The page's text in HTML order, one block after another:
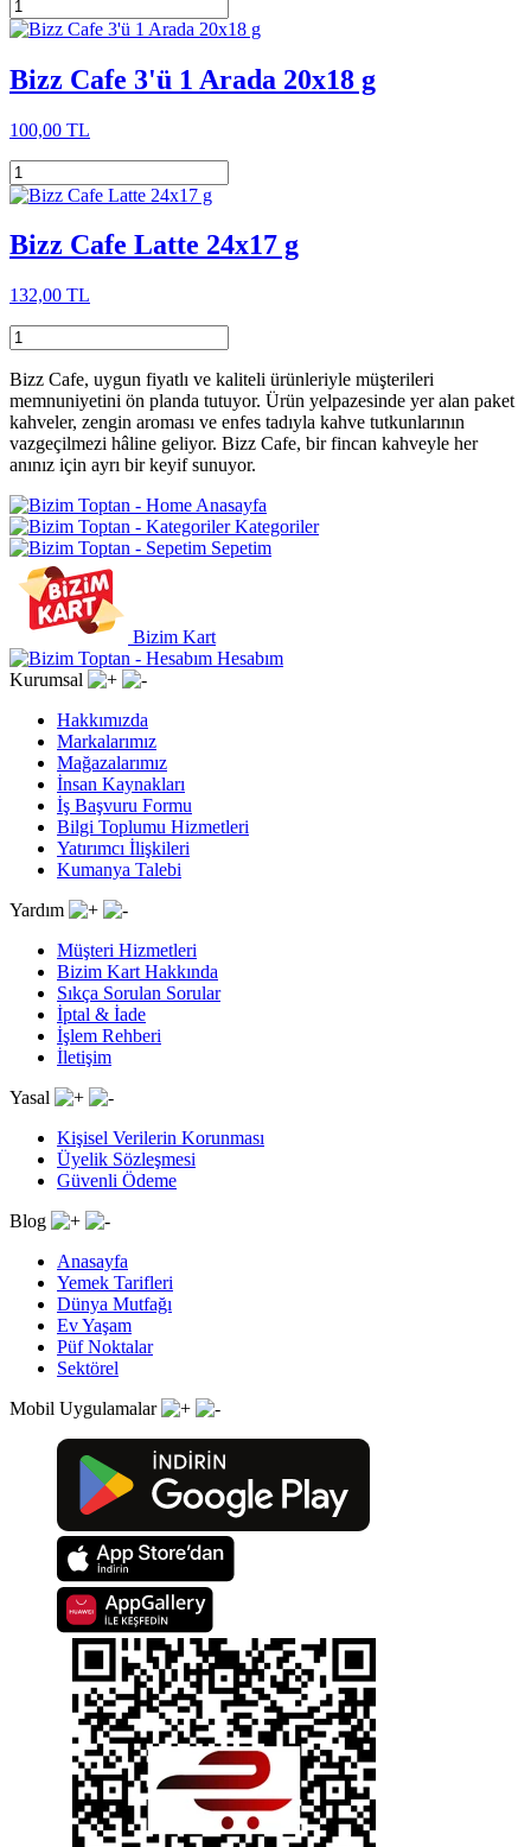
Bizz Cafe 3'ü 1 Arada 20x18 g
100,00 TL
Bizz Cafe Latte 24x17 g
132,00 TL
Bizz Cafe, uygun fiyatlı ve kaliteli ürünleriyle müşterileri
memnuniyetini ön planda tutuyor. Ürün yelpazesinde yer alan paket
kahveler, zengin aroması ve enfes tadıyla kahve tutkunlarının
vazgeçilmezi hâline geliyor. Bizz Cafe, bir fincan kahveyle her
anınız için ayrı bir keyif sunuyor.
Anasayfa
Kategoriler
Sepetim
Bizim Kart
Hesabım
Kurumsal
Hakkımızda
Markalarımız
Mağazalarımız
İnsan Kaynakları
İş Başvuru Formu
Bilgi Toplumu Hizmetleri
Yatırımcı İlişkileri
Kumanya Talebi
Yardım
Müşteri Hizmetleri
Bizim Kart Hakkında
Sıkça Sorulan Sorular
İptal & İade
İşlem Rehberi
İletişim
Yasal
Kişisel Verilerin Korunması
Üyelik Sözleşmesi
Güvenli Ödeme
Blog
Anasayfa
Yemek Tarifleri
Dünya Mutfağı
Ev Yaşam
Püf Noktalar
Sektörel
Mobil Uygulamalar